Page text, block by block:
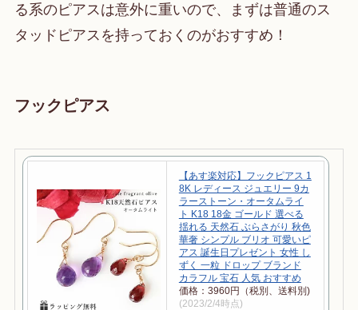
る系のピアスは意外に重いので、まずは普通のス
タッドピアスを持っておくのがおすすめ！
フックピアス
【あす楽対応】フックピアス 1
8K レディース ジュエリー 9カ
ラーストーン・オータムライ
ト K18 18金 ゴールド 選べる
揺れる 天然石 ぶらさがり 秋色
華奢 シンプル ブリオ 可愛いピ
アス 誕生日プレゼント 女性 し
ずく 一粒 ドロップ ブランド
カラフル 宝石 人気 おすすめ
価格：3960円（税別、送料別)
(2023/2/4時点)